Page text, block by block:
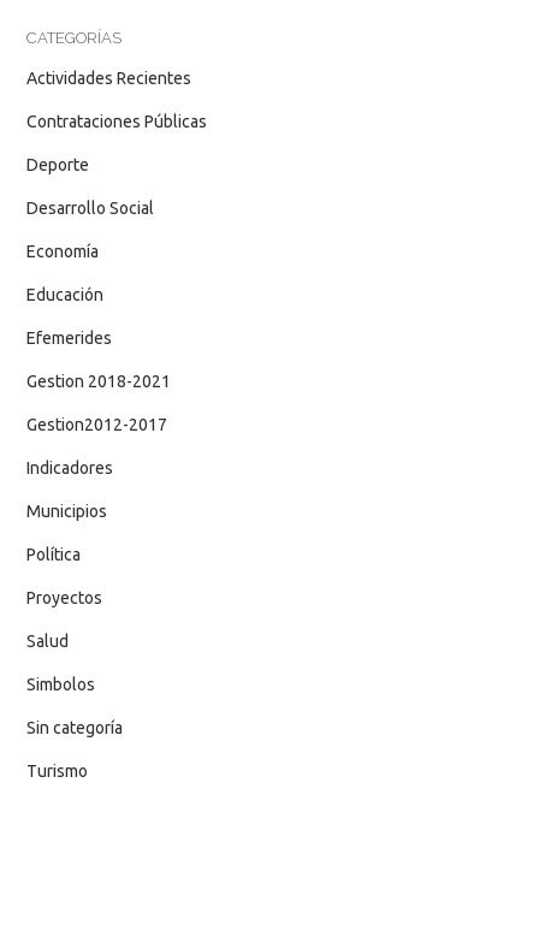
CATEGORÍAS
Actividades Recientes
Contrataciones Públicas
Deporte
Desarrollo Social
Economía
Educación
Efemerides
Gestion 2018-2021
Gestion2012-2017
Indicadores
Municipios
Política
Proyectos
Salud
Simbolos
Sin categoría
Turismo